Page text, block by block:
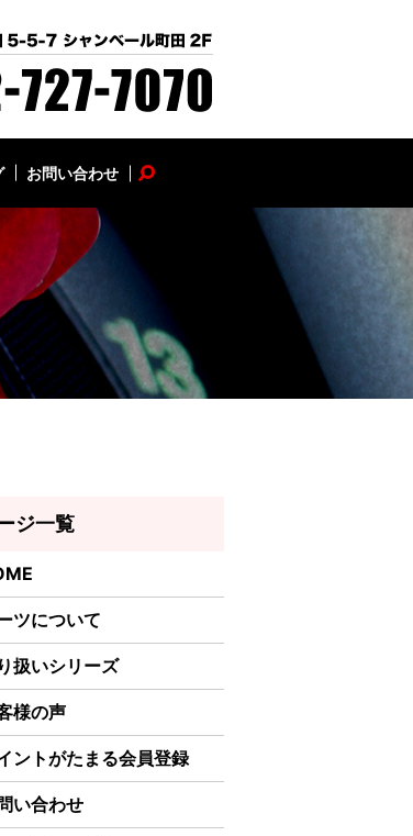
お問い合わせ search
ツについて
扱いシリーズ
様の声
ントがたまる会員登録
い合わせ